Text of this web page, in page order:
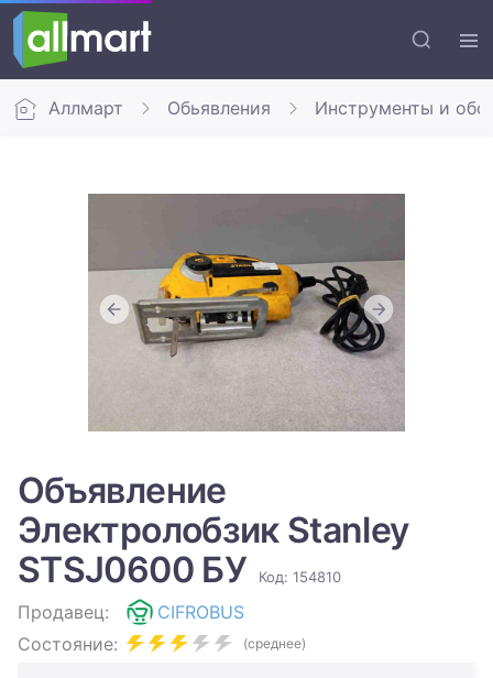
Аллмарт Обьявления Инструменты и
Объявление
Электролобзик Stanley
STSJ0600 БУ
Код: 154810
Продавец:
CIFROBUS
Состояние:
(среднее)